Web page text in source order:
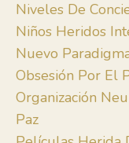
Niveles De
Niños Heridos
Nuevo
Obsesión Por El
Organización
Paz